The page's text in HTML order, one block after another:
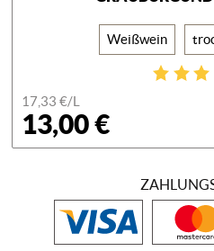
Weißwein
17,33 €/L
13,00 €